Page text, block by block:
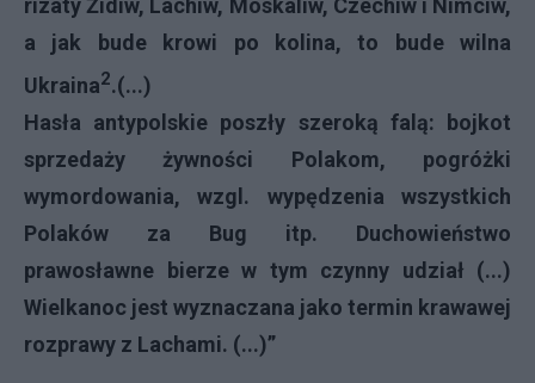
rizaty Żidiw, Lachiw, Moskaliw, Czechiw i Nimciw,
a jak bude krowi po kolina, to bude wilna
Ukraina2.(...)
Hasła antypolskie poszły szeroką falą: bojkot
sprzedaży żywności Polakom, pogróżki
wymordowania, wzgl. wypędzenia wszystkich
Polaków za Bug itp. Duchowieństwo
prawosławne bierze w tym czynny udział (...)
Wielkanoc jest wyznaczana jako termin krawawej
rozprawy z Lachami. (...)”